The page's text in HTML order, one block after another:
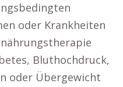
oder Krankheiten
Bluthochdruck,
oder Übergewicht